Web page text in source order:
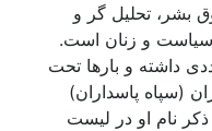
بشر، تحليل گر و
سياست و زنان است.
داشتە و بارها تحت
(سپاه پاسداران)
سال ۱۳٦۳بدليل ذکر نام او در ليست